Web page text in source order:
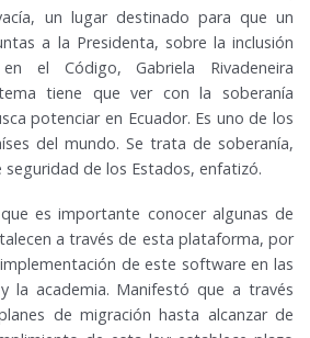
un lugar destinado para que un
a la Presidenta, sobre la inclusión
el Código, Gabriela Rivadeneira
tiene que ver con la soberanía
potenciar en Ecuador. Es uno de los
del mundo. Se trata de soberanía,
de los Estados, enfatizó.
es importante conocer algunas de
a través de esta plataforma, por
de este software en las
la academia. Manifestó que a través
de migración hasta alcanzar de